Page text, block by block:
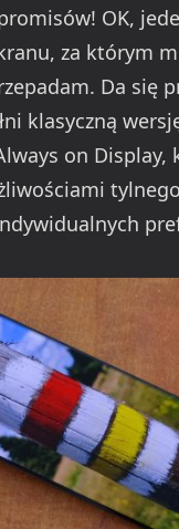
OK,
za którym
Da się
klasyczną
on Display,